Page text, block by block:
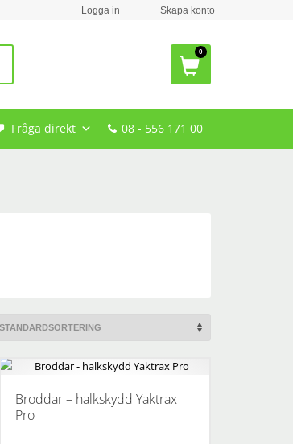
Logga in Skapa konto
08 - 556 171 00
Fråga direkt
Broddar – halkskydd Yaktrax
Pro